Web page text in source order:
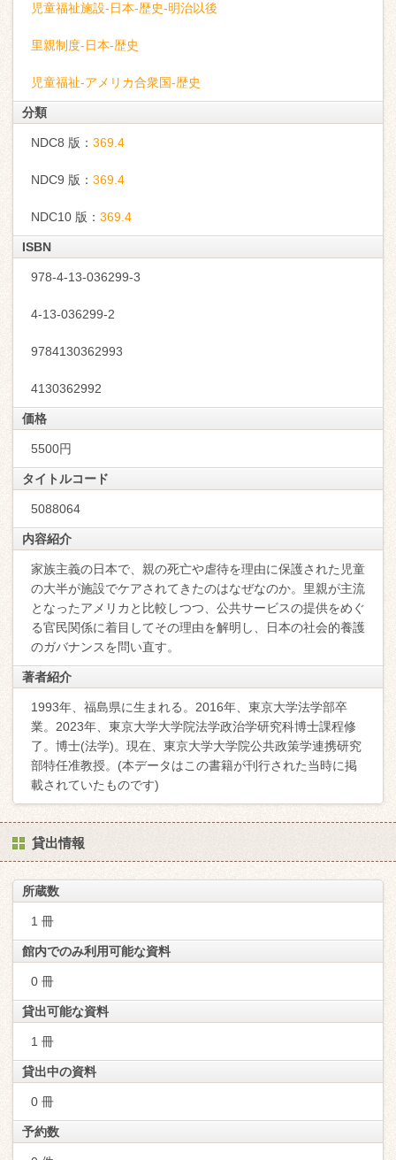
児童福祉施設-日本-歴史-明治以後
里親制度-日本-歴史
児童福祉-アメリカ合衆国-歴史
分類
NDC8 版： 369.4
NDC9 版： 369.4
NDC10 版： 369.4
ISBN
978-4-13-036299-3
4-13-036299-2
9784130362993
4130362992
価格
5500円
タイトルコード
5088064
内容紹介
家族主義の日本で、親の死亡や虐待を理由に保護された児童
の大半が施設でケアされてきたのはなぜなのか。里親が主流
となったアメリカと比較しつつ、公共サービスの提供をめぐ
る官民関係に着目してその理由を解明し、日本の社会的養護
のガバナンスを問い直す。
著者紹介
1993年、福島県に生まれる。2016年、東京大学法学部卒
業。2023年、東京大学大学院法学政治学研究科博士課程修
了。博士(法学)。現在、東京大学大学院公共政策学連携研究
部特任准教授。(本データはこの書籍が刊行された当時に掲
載されていたものです)
貸出情報
所蔵数
1 冊
館内でのみ利用可能な資料
0 冊
貸出可能な資料
1 冊
貸出中の資料
0 冊
予約数